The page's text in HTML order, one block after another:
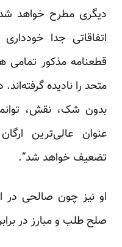
دیگری مطرح خواهد شد؛
اتفاقاتی جدا
قطعنامه مذکور تمامی
متحد را نادیده
بدون شک، نقش،
عنوان عالی‌ترین
تضعیف خواهد شد”.
او نیز چون صالحی در
صلح طلب و مبارز در